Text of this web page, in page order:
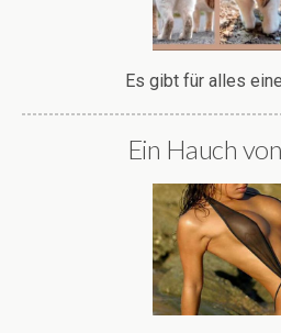
Es gibt für alles
Ein Hauch